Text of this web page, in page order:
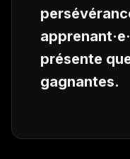
apprenant
présente
gagnantes.